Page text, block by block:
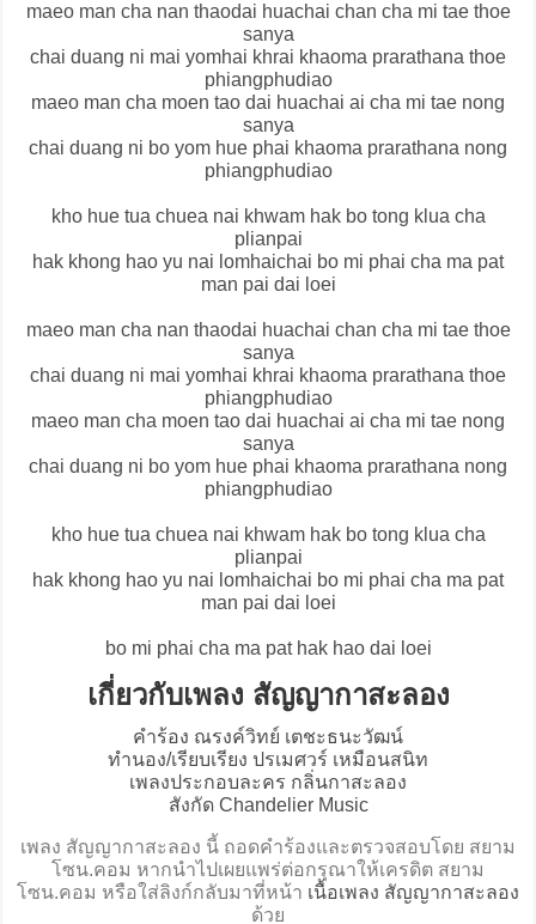
maeo man cha nan thaodai huachai chan cha mi tae thoe
sanya
chai duang ni mai yomhai khrai khaoma prarathana thoe
phiangphudiao
maeo man cha moen tao dai huachai ai cha mi tae nong
sanya
chai duang ni bo yom hue phai khaoma prarathana nong
phiangphudiao
kho hue tua chuea nai khwam hak bo tong klua cha
plianpai
hak khong hao yu nai lomhaichai bo mi phai cha ma pat
man pai dai loei
maeo man cha nan thaodai huachai chan cha mi tae thoe
sanya
chai duang ni mai yomhai khrai khaoma prarathana thoe
phiangphudiao
maeo man cha moen tao dai huachai ai cha mi tae nong
sanya
chai duang ni bo yom hue phai khaoma prarathana nong
phiangphudiao
kho hue tua chuea nai khwam hak bo tong klua cha
plianpai
hak khong hao yu nai lomhaichai bo mi phai cha ma pat
man pai dai loei
bo mi phai cha ma pat hak hao dai loei
เกี่ยวกับเพลง สัญญากาสะลอง
คำร้อง ณรงค์วิทย์ เตชะธนะวัฒน์
ทำนอง/เรียบเรียง ปรเมศวร์ เหมือนสนิท
เพลงประกอบละคร กลิ่นกาสะลอง
สังกัด Chandelier Music
เพลง สัญญากาสะลอง นี้ ถอดคำร้องและตรวจสอบโดย สยาม
โซน.คอม หากนำไปเผยแพร่ต่อกรุณาให้เครดิต สยาม
โซน.คอม หรือใส่ลิงก์กลับมาที่หน้า เนื้อเพลง สัญญากาสะลอง
ด้วย